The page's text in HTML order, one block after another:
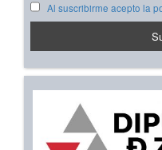
Al suscribirme acepto la